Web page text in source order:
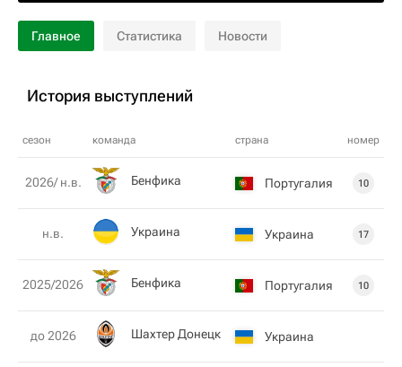
Главное Статистика Новости
История выступлений
сезон команда страна номер
2026/ н.в. Бенфика Португалия 10
н.в. Украина Украина 17
2025/2026 Бенфика Португалия 10
до 2026 Шахтер Донецк Украина